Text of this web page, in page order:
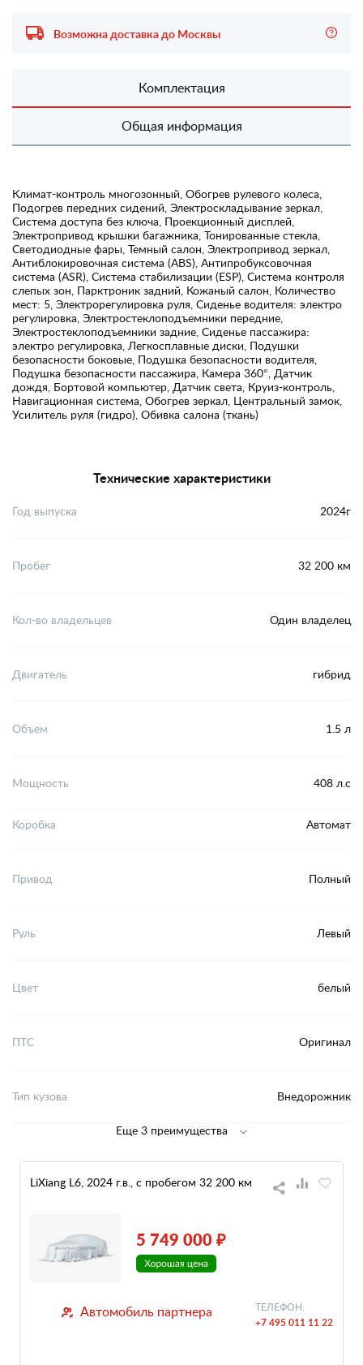
Возможна доставка до Москвы
Комплектация
Общая информация
Климат-контроль многозонный, Обогрев рулевого колеса,
Подогрев передних сидений, Электроскладывание зеркал,
Система доступа без ключа, Проекционный дисплей,
Электропривод крышки багажника, Тонированные стекла,
Светодиодные фары, Темный салон, Электропривод зеркал,
Антиблокировочная система (ABS), Антипробуксовочная
система (ASR), Система стабилизации (ESP), Система контроля
слепых зон, Парктроник задний, Кожаный салон, Количество
мест: 5, Электрорегулировка руля, Сиденье водителя: электро
регулировка, Электростеклоподъемники передние,
Электростеклоподъемники задние, Сиденье пассажира:
электро регулировка, Легкосплавные диски, Подушки
безопасности боковые, Подушка безопасности водителя,
Подушка безопасности пассажира, Камера 360°, Датчик
дождя, Бортовой компьютер, Датчик света, Круиз-контроль,
Навигационная система, Обогрев зеркал, Центральный замок,
Усилитель руля (гидро), Обивка салона (ткань)
Технические характеристики
Год выпуска 2024г
Пробег 32 200 км
Кол-во владельцев Один владелец
Двигатель гибрид
Объем 1.5 л
Мощность 408 л.с
Коробка Автомат
Привод Полный
Руль Левый
Цвет белый
ПТС Оригинал
Тип кузова Внедорожник
Еще 3 преимущества
LiXiang L6, 2024 г.в., с пробегом 32 200 км
5 749 000 ₽
Автомобиль партнера ТЕЛЕФОН:
+7 495 011 11 22